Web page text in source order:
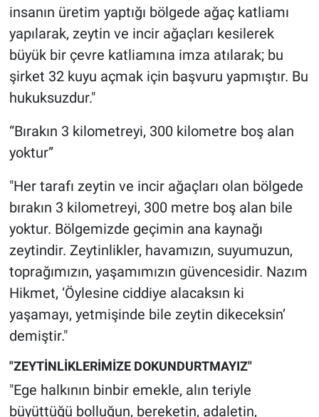
insanın üretim yaptığı bölgede ağaç katliamı
yapılarak, zeytin ve incir ağaçları kesilerek
büyük bir çevre katliamına imza atılarak; bu
şirket 32 kuyu açmak için başvuru yapmıştır. Bu
hukuksuzdur."
“Bırakın 3 kilometreyi, 300 kilometre boş alan
yoktur”
"Her tarafı zeytin ve incir ağaçları olan bölgede
bırakın 3 kilometreyi, 300 metre boş alan bile
yoktur. Bölgemizde geçimin ana kaynağı
zeytindir. Zeytinlikler, havamızın, suyumuzun,
toprağımızın, yaşamımızın güvencesidir. Nazım
Hikmet, ‘Öylesine ciddiye alacaksın ki
yaşamayı, yetmişinde bile zeytin dikeceksin’
demiştir."
"ZEYTİNLİKLERİMİZE DOKUNDURTMAYIZ"
"Ege halkının binbir emekle, alın teriyle
büyüttüğü bolluğun, bereketin, adaletin,